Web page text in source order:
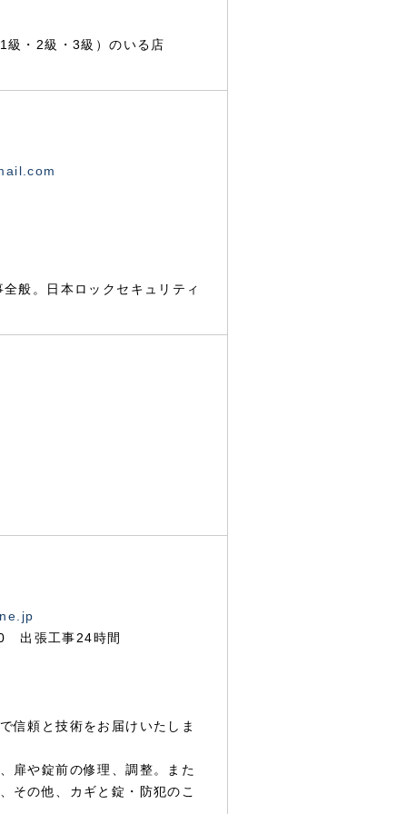
・2級・3級）のいる店
般。日本ロックセキュリティ
出張工事24時間
信頼と技術をお届けいたしま
扉や錠前の修理、調整。また
その他、カギと錠・防犯のこ